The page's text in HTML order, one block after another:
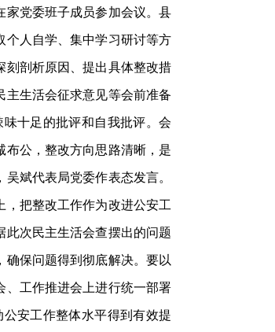
党委班子成员参加会议。县
个人自学、集中学习研讨等方
刻剖析原因、提出具体整改措
主生活会征求意见等会前准备
十足的批评和自我批评。会
布公，整改方向思路清晰，是
斌代表局党委作表态发言。
，把整改工作作为改进公安工
此次民主生活会查摆出的问题
保问题得到彻底解决。要以
、工作推进会上进行统一部署
安工作整体水平得到有效提